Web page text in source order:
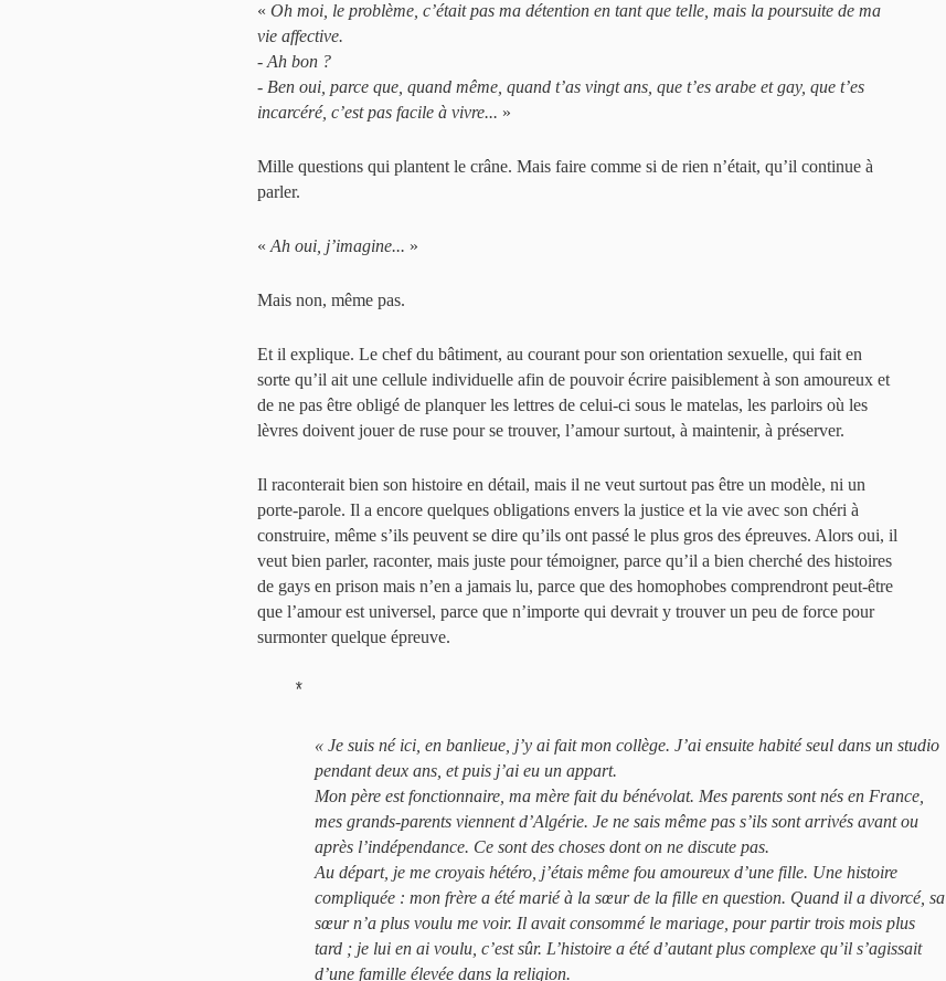
« Oh moi, le problème, c’était pas ma détention en tant que telle, mais la poursuite de ma
vie affective.
- Ah bon ?
- Ben oui, parce que, quand même, quand t’as vingt ans, que t’es arabe et gay, que t’es
incarcéré, c’est pas facile à vivre... »
Mille questions qui plantent le crâne. Mais faire comme si de rien n’était, qu’il continue à
parler.
« Ah oui, j’imagine... »
Mais non, même pas.
Et il explique. Le chef du bâtiment, au courant pour son orientation sexuelle, qui fait en
sorte qu’il ait une cellule individuelle afin de pouvoir écrire paisiblement à son amoureux et
de ne pas être obligé de planquer les lettres de celui-ci sous le matelas, les parloirs où les
lèvres doivent jouer de ruse pour se trouver, l’amour surtout, à maintenir, à préserver.
Il raconterait bien son histoire en détail, mais il ne veut surtout pas être un modèle, ni un
porte-parole. Il a encore quelques obligations envers la justice et la vie avec son chéri à
construire, même s’ils peuvent se dire qu’ils ont passé le plus gros des épreuves. Alors oui, il
veut bien parler, raconter, mais juste pour témoigner, parce qu’il a bien cherché des histoires
de gays en prison mais n’en a jamais lu, parce que des homophobes comprendront peut-être
que l’amour est universel, parce que n’importe qui devrait y trouver un peu de force pour
surmonter quelque épreuve.
*
« Je suis né ici, en banlieue, j’y ai fait mon collège. J’ai ensuite habité seul dans un studio
pendant deux ans, et puis j’ai eu un appart.
Mon père est fonctionnaire, ma mère fait du bénévolat. Mes parents sont nés en France,
mes grands-parents viennent d’Algérie. Je ne sais même pas s’ils sont arrivés avant ou
après l’indépendance. Ce sont des choses dont on ne discute pas.
Au départ, je me croyais hétéro, j’étais même fou amoureux d’une fille. Une histoire
compliquée : mon frère a été marié à la sœur de la fille en question. Quand il a divorcé, sa
sœur n’a plus voulu me voir. Il avait consommé le mariage, pour partir trois mois plus
tard ; je lui en ai voulu, c’est sûr. L’histoire a été d’autant plus complexe qu’il s’agissait
d’une famille élevée dans la religion.